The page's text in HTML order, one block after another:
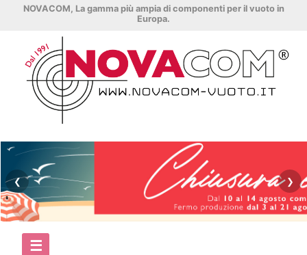
NOVACOM, La gamma più ampia di componenti per il vuoto in
Europa.
❮ ❯
☰